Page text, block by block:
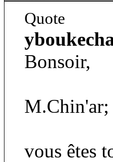
Quote
Bonsoir,
M.Chin'ar;
vous êtes